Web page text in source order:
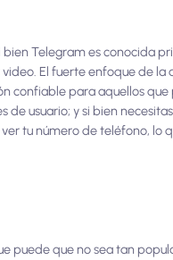
Telegram es conocida
El fuerte enfoque de
confiable para aquellos
usuario; y si bien
tu número de teléfono, lo
puede que no sea tan